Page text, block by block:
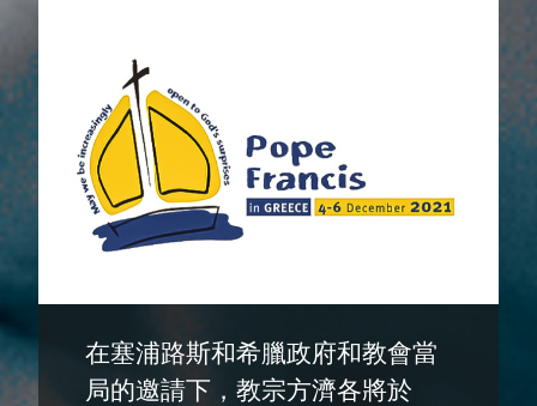
在塞浦路斯和希臘政府和教會當
局的邀請下，教宗方濟各將於